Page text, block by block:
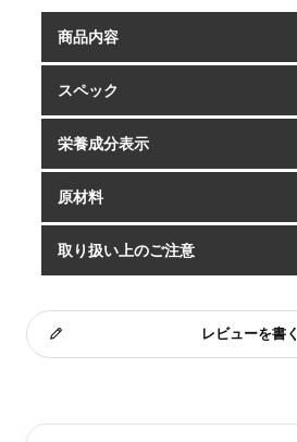
商品内容
スペック
栄養成分表示
原材料
取り扱い上のご注意
レビューを書く